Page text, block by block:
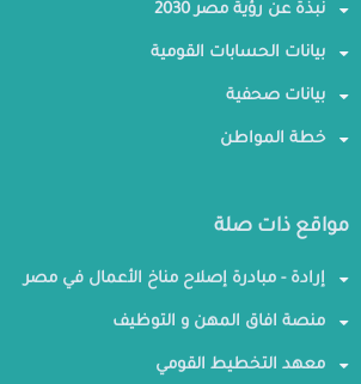
نبذة عن رؤية مصر 2030
بيانات الحسابات القومية
بيانات صحفية
خطة المواطن
مواقع ذات صلة
إرادة - مبادرة إصلاح مناخ الأعمال في مصر
منصة افاق المهن و التوظيف
معهد التخطيط القومي